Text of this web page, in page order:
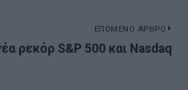
ΕΠΟΜΕΝΟ ΑΡΘΡΟ
Next
ρεκόρ S&P 500 και Nasdaq